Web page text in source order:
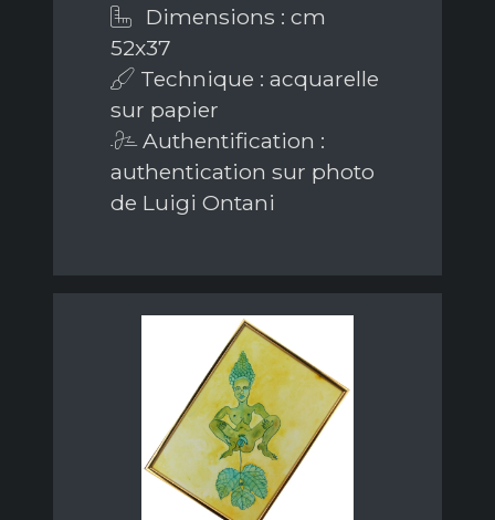
Dimensions : cm
52x37
Technique : acquarelle
sur papier
Authentification :
authentication sur photo
de Luigi Ontani